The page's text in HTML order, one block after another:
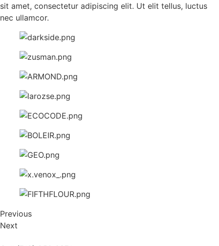
sit amet, consectetur adipiscing elit. Ut elit tellus, luctus
nec ullamcor.
Previous
Next